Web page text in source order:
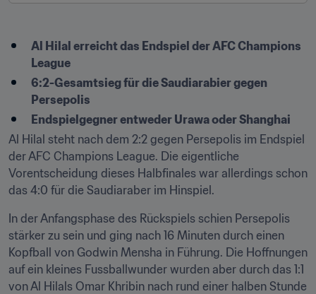
Al Hilal erreicht das Endspiel der AFC Champions
League
6:2-Gesamtsieg für die Saudiarabier gegen
Persepolis
Endspielgegner entweder Urawa oder Shanghai
Al Hilal steht nach dem 2:2 gegen Persepolis im Endspiel
der AFC Champions League. Die eigentliche
Vorentscheidung dieses Halbfinales war allerdings schon
das 4:0 für die Saudiaraber im Hinspiel.
In der Anfangsphase des Rückspiels schien Persepolis
stärker zu sein und ging nach 16 Minuten durch einen
Kopfball von Godwin Mensha in Führung. Die Hoffnungen
auf ein kleines Fussballwunder wurden aber durch das 1:1
von Al Hilals Omar Khribin nach rund einer halben Stunde